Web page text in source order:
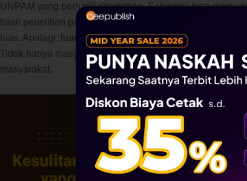
UNPAM yang berhasil diterbitkan. Sehingga bisa
hasil penelitian para dosen untuk diakses dan
luas. Apalagi, luaran dalam bentuk buku mendukung
Tidak hanya masyarakat ilmiah, akan tetapi juga bisa
masyarakat.